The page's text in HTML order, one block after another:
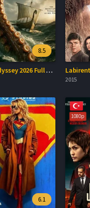
8.5
The Odyssey 2026 Full HD İzle
2015
6.1
1080p